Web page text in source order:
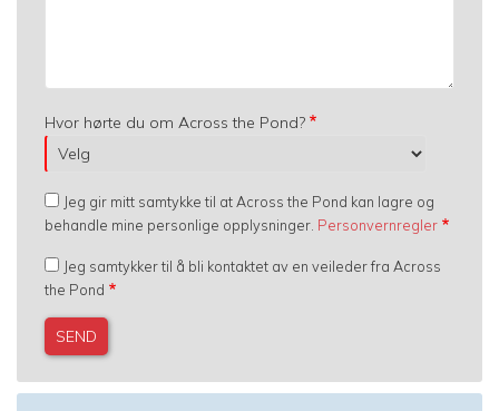
Hvor hørte du om Across the Pond?
Jeg gir mitt samtykke til at Across the Pond kan lagre og
behandle mine personlige opplysninger. Personvernregler
Jeg samtykker til å bli kontaktet av en veileder fra Across
the Pond